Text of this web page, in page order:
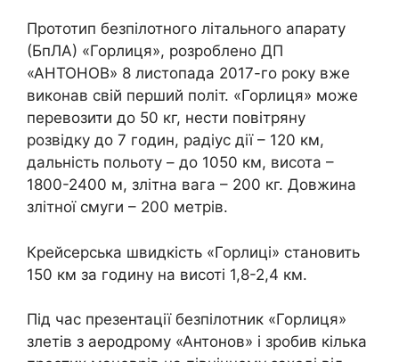
Прототип безпілотного літального апарату
(БпЛА) «Горлиця», розроблено ДП
«АНТОНОВ» 8 листопада 2017-го року вже
виконав свій перший політ. «Горлиця» може
перевозити до 50 кг, нести повітряну
розвідку до 7 годин, радіус дії – 120 км,
дальність польоту – до 1050 км, висота –
1800-2400 м, злітна вага – 200 кг. Довжина
злітної смуги – 200 метрів.
Крейсерська швидкість «Горлиці» становить
150 км за годину на висоті 1,8-2,4 км.
Під час презентації безпілотник «Горлиця»
злетів з аеродрому «Антонов» і зробив кілька